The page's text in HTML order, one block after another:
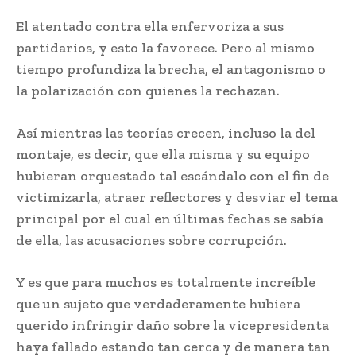
El atentado contra ella enfervoriza a sus
partidarios, y esto la favorece. Pero al mismo
tiempo profundiza la brecha, el antagonismo o
la polarización con quienes la rechazan.
Así mientras las teorías crecen, incluso la del
montaje, es decir, que ella misma y su equipo
hubieran orquestado tal escándalo con el fin de
victimizarla, atraer reflectores y desviar el tema
principal por el cual en últimas fechas se sabía
de ella, las acusaciones sobre corrupción.
Y es que para muchos es totalmente increíble
que un sujeto que verdaderamente hubiera
querido infringir daño sobre la vicepresidenta
haya fallado estando tan cerca y de manera tan